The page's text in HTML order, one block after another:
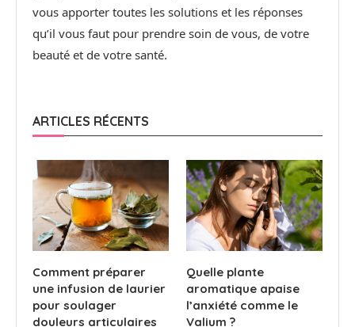
vous apporter toutes les solutions et les réponses
qu’il vous faut pour prendre soin de vous, de votre
beauté et de votre santé.
ARTICLES RÉCENTS
Comment préparer
une infusion de laurier
pour soulager
douleurs articulaires
Quelle plante
aromatique apaise
l’anxiété comme le
Valium ?